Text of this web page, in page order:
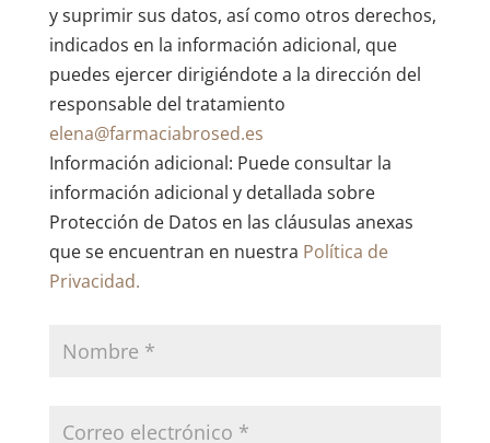
y suprimir sus datos, así como otros derechos,
indicados en la información adicional, que
puedes ejercer dirigiéndote a la dirección del
responsable del tratamiento
elena@farmaciabrosed.es
Información adicional: Puede consultar la
información adicional y detallada sobre
Protección de Datos en las cláusulas anexas
que se encuentran en nuestra Política de
Privacidad.